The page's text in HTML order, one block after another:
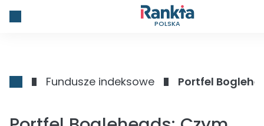
POLSKA
Fundusze indeksowe Portfel